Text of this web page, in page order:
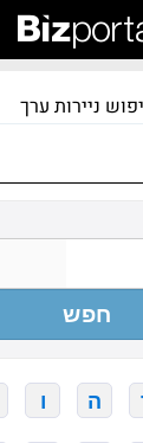
ניירות ערך
חפש
ה ו